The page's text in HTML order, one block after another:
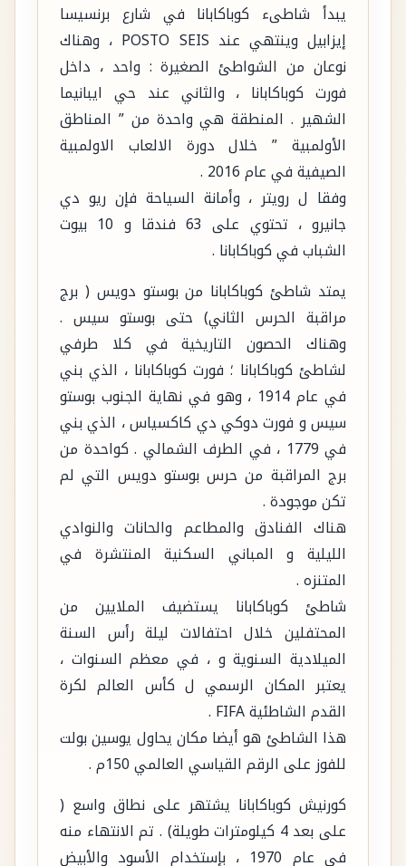
يبدأ شاطىء كوباكابانا في شارع برنسيسا
إيزابيل وينتهي عند POSTO SEIS ، وهناك
نوعان من الشواطئ الصغيرة : واحد ، داخل
فورت كوباكابانا ، والثاني عند حي ايبانيما
الشهير . المنطقة هي واحدة من ” المناطق
الأولمبية ” خلال دورة الالعاب الاولمبية
الصيفية في عام 2016 .
وفقا ل رويتر ، وأمانة السياحة فإن ريو دي
جانيرو ، تحتوي على 63 فندقا و 10 بيوت
الشباب في كوباكابانا .
يمتد شاطئ كوباكابانا من بوستو دويس ( برج
مراقبة الحرس الثاني) حتى بوستو سيس .
وهناك الحصون التاريخية في كلا طرفي
لشاطئ كوباكابانا ؛ فورت كوباكابانا ، الذي بني
في عام 1914 ، وهو في نهاية الجنوب بوستو
سيس و فورت دوكي دي كاكسياس ، الذي بني
في 1779 ، في الطرف الشمالي . كواحدة من
برج المراقبة من حرس بوستو دويس التي لم
تكن موجودة .
هناك الفنادق والمطاعم والحانات والنوادي
الليلية و المباني السكنية المنتشرة في
المتنزه .
شاطئ كوباكابانا يستضيف الملايين من
المحتفلين خلال احتفالات ليلة رأس السنة
الميلادية السنوية و ، في معظم السنوات ،
يعتبر المكان الرسمي ل كأس العالم لكرة
القدم الشاطئية FIFA .
هذا الشاطئ هو أيضا مكان يحاول يوسين بولت
للفوز على الرقم القياسي العالمي 150م .
كورنيش كوباكابانا يشتهر على نطاق واسع (
على بعد 4 كيلومترات طويلة) . تم الانتهاء منه
في عام 1970 ، بإستخدام الأسود والأبيض